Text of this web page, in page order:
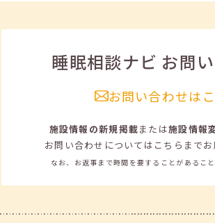
睡眠相談ナビ お問
お問い合わせは
施設情報の新規掲載または施設情報
お問い合わせについてはこちらまでお
なお、お返事まで時間を要することがあるこ